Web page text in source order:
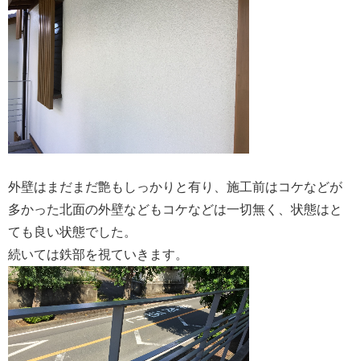
外壁はまだまだ艶もしっかりと有り、施工前はコケなどが
多かった北面の外壁などもコケなどは一切無く、状態はと
ても良い状態でした。
続いては鉄部を視ていきます。